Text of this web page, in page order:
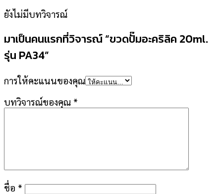
ยังไม่มีบทวิจารณ์
มาเป็นคนแรกที่วิจารณ์ “ขวดปั๊มอะคริลิค 20ml.
รุ่น PA34”
การให้คะแนนของคุณ
บทวิจารณ์ของคุณ *
ชื่อ *